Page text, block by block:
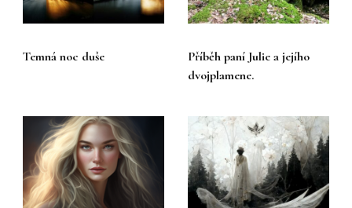
Temná noc duše
Příběh paní Julie a jejího
dvojplamene.